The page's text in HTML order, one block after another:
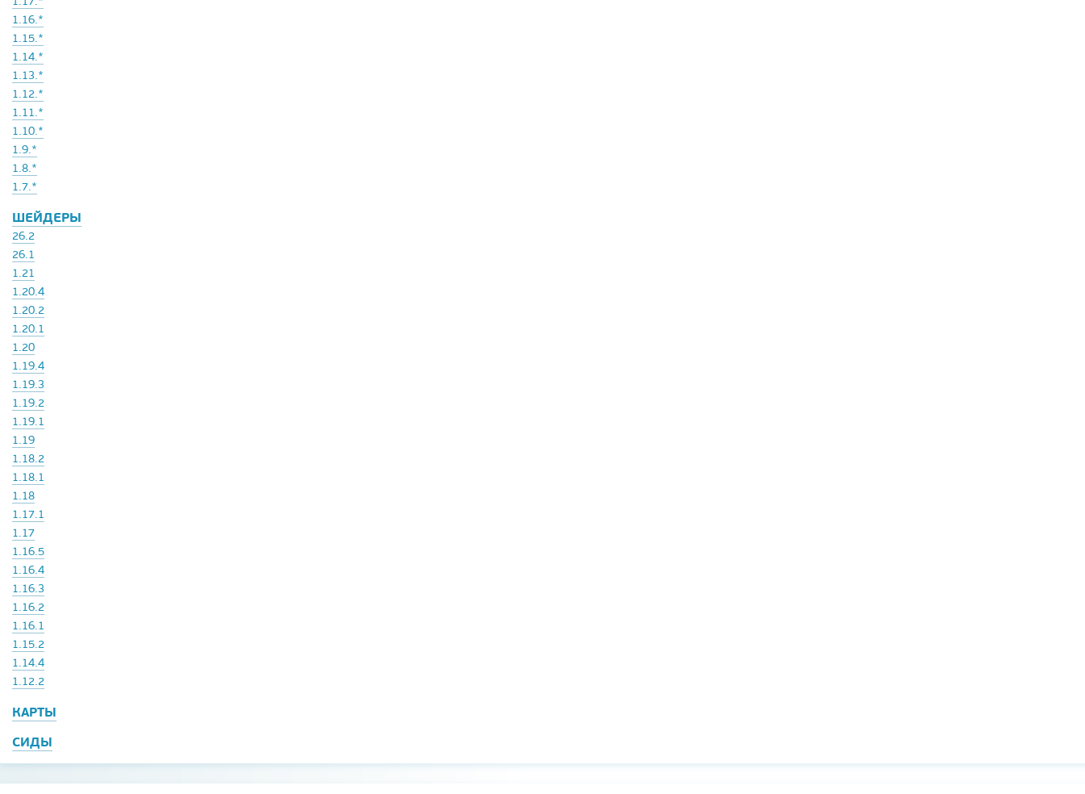
1.16.*
1.15.*
1.14.*
1.13.*
1.12.*
1.11.*
1.10.*
1.9.*
1.8.*
1.7.*
ШЕЙДЕРЫ
26.2
26.1
1.21
1.20.4
1.20.2
1.20.1
1.20
1.19.4
1.19.3
1.19.2
1.19.1
1.19
1.18.2
1.18.1
1.18
1.17.1
1.17
1.16.5
1.16.4
1.16.3
1.16.2
1.16.1
1.15.2
1.14.4
1.12.2
КАРТЫ
СИДЫ